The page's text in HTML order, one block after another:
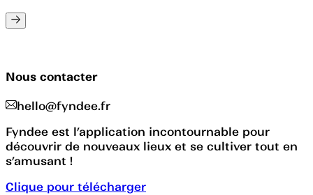
Nous contacter
hello@fyndee.fr
Fyndee est l’application incontournable pour
découvrir de nouveaux lieux et se cultiver tout en
s’amusant !
Clique pour télécharger